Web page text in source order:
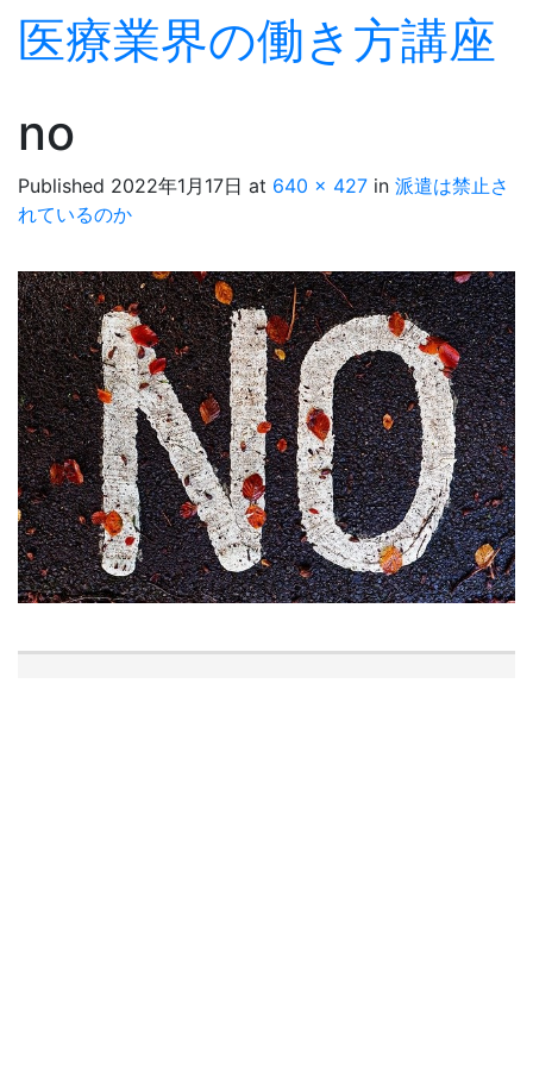
医療業界の働き方講座
no
Published 2022年1月17日 at 640 × 427 in 派遣は禁止さ
れているのか